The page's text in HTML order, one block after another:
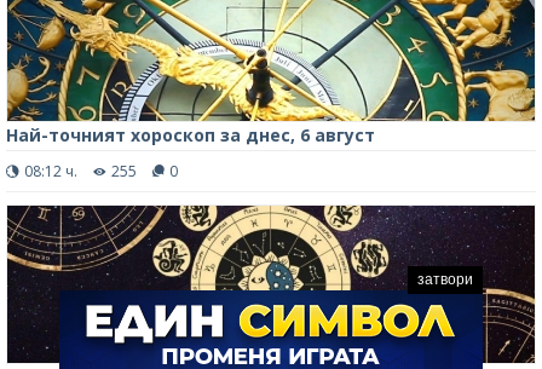
Най-точният хороскоп за днес, 6 август
08:12 ч. 255 0
затвори